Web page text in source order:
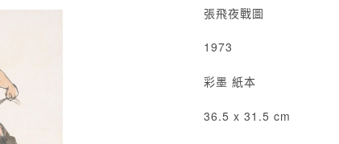
張飛夜戰圖
1973
彩墨 紙本
36.5 x 31.5 cm